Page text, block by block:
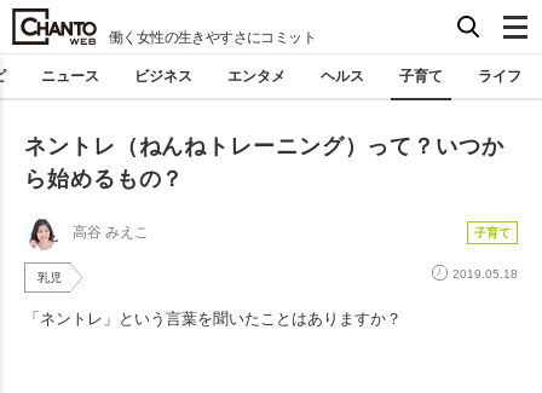
働く女性の生きやすさにコミット
ニュース ビジネス エンタメ ヘルス 子育て ライフ
ネントレ（ねんねトレーニング）って？いつか
ら始めるもの？
高谷 みえこ 子育て
乳児 2019.05.18
「ネントレ」という言葉を聞いたことはありますか？